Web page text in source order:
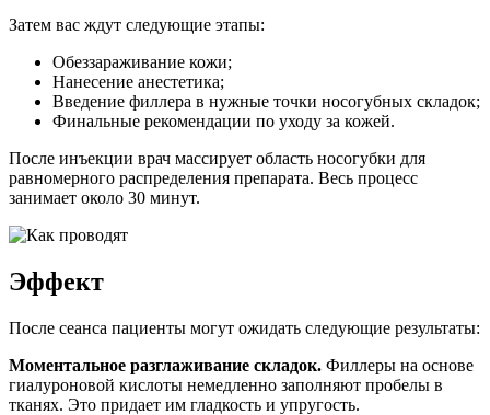
Затем вас ждут следующие этапы:
Обеззараживание кожи;
Нанесение анестетика;
Введение филлера в нужные точки носогубных складок;
Финальные рекомендации по уходу за кожей.
После инъекции врач массирует область носогубки для
равномерного распределения препарата. Весь процесс
занимает около 30 минут.
Эффект
После сеанса пациенты могут ожидать следующие результаты:
Моментальное разглаживание складок. Филлеры на основе
гиалуроновой кислоты немедленно заполняют пробелы в
тканях. Это придает им гладкость и упругость.